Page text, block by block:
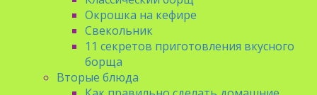
Окрошка на кефире
Свекольник
11 секретов приготовления вкусного
борща
Вторые блюда